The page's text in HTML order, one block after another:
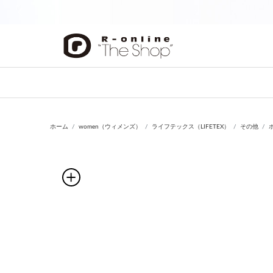
ホーム women（ウィメンズ） ライフテックス（LIFETEX） その他